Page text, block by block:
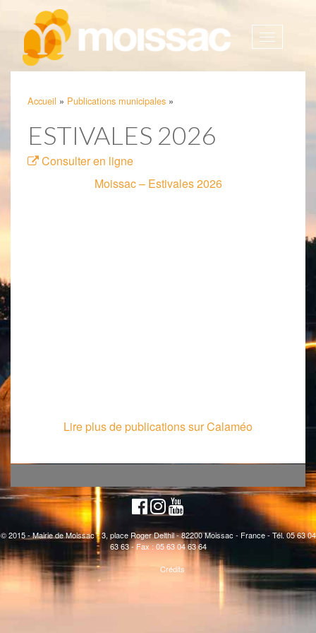
Afficher
Accueil » Publications municipales »
ESTIVALES 2026
Consulter en ligne
Moissac – Estivales 2026
Lire plus de publications sur Calaméo
© 2015 - Mairie de Moissac - 3, place Roger Delthil - 82200 Moissac - France - Tél. 05 63 04
63 63 - Fax : 05 63 04 63 64
Crédits